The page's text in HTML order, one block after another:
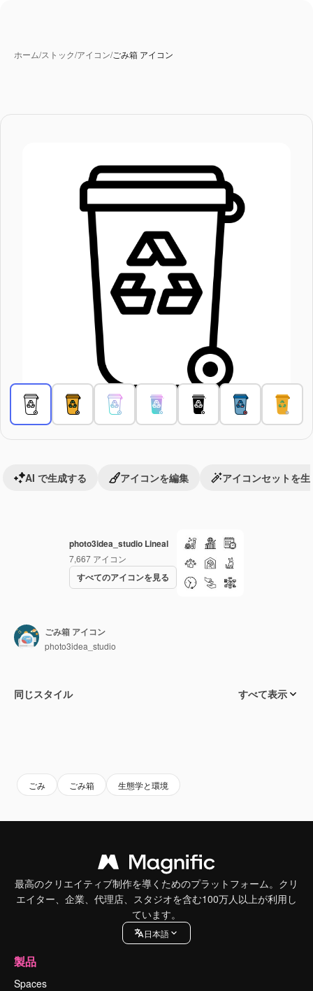
ホーム/ストック/アイコン/ごみ箱 アイコン
photo3idea_studio Lineal
7,667 アイコン
すべてのアイコンを見る
AI で生成する アイコンを編集 アイコンセットを生
ごみ箱 アイコン
photo3idea_studio
同じスタイル すべて表示
ごみ ごみ箱 生態学と環境
最高のクリエイティブ制作を導くためのプラットフォーム。クリ
エイター、企業、代理店、スタジオを含む100万人以上が利用し
ています。
日本語
製品
Spaces